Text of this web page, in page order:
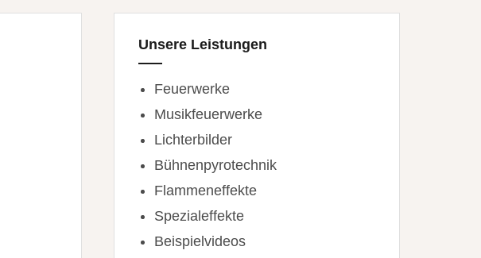
Unsere Leistungen
Feuerwerke
Musikfeuerwerke
Lichterbilder
Bühnenpyrotechnik
Flammeneffekte
Spezialeffekte
Beispielvideos